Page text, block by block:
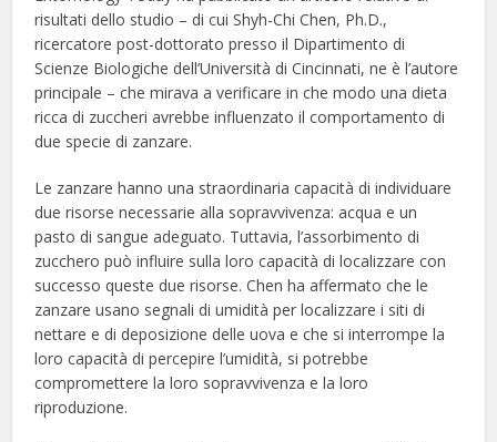
risultati dello studio – di cui Shyh-Chi Chen, Ph.D.,
ricercatore post-dottorato presso il Dipartimento di
Scienze Biologiche dell’Università di Cincinnati, ne è l’autore
principale – che mirava a verificare in che modo una dieta
ricca di zuccheri avrebbe influenzato il comportamento di
due specie di zanzare.
Le zanzare hanno una straordinaria capacità di individuare
due risorse necessarie alla sopravvivenza: acqua e un
pasto di sangue adeguato. Tuttavia, l’assorbimento di
zucchero può influire sulla loro capacità di localizzare con
successo queste due risorse. Chen ha affermato che le
zanzare usano segnali di umidità per localizzare i siti di
nettare e di deposizione delle uova e che si interrompe la
loro capacità di percepire l’umidità, si potrebbe
compromettere la loro sopravvivenza e la loro
riproduzione.